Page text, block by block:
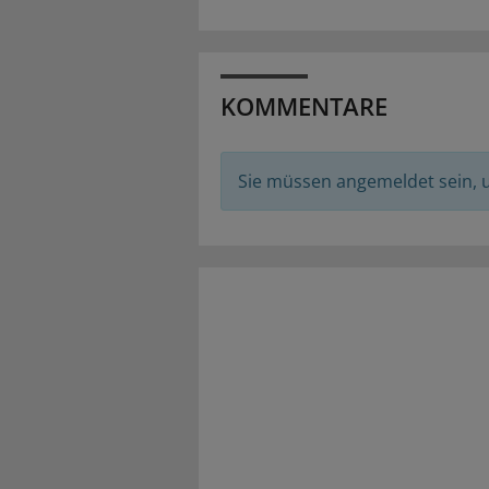
KOMMENTARE
Sie müssen angemeldet